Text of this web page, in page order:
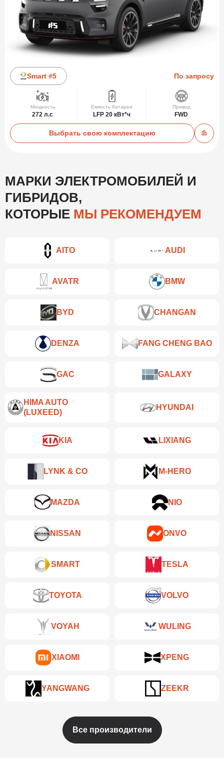
Smart #5 По запросу
Мощность
272 л.с
Емкость батареи
LFP 20 кВт*ч
Привод
FWD
Выбрать свою комплектацию
МАРКИ ЭЛЕКТРОМОБИЛЕЙ И
ГИБРИДОВ,
КОТОРЫЕ МЫ РЕКОМЕНДУЕМ
AITO AUDI
AVATR BMW
BYD CHANGAN
DENZA FANG CHENG BAO
GAC GALAXY
HIMA AUTO
(LUXEED)
HYUNDAI
KIA LIXIANG
LYNK & CO M-HERO
MAZDA NIO
NISSAN ONVO
SMART TESLA
TOYOTA VOLVO
VOYAH WULING
XIAOMI XPENG
YANGWANG ZEEKR
Все производители